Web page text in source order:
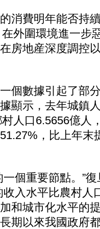
費明年能否持
外圍環境進一步
房地産深度調控
數據引起了部
顯示，去年城鎮
人口6.5656億人
，比上年末
個重要節點。”復
入水平比農村人
和城市化水平的
期以來我國政府